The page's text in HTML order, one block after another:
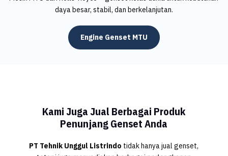
daya besar, stabil, dan berkelanjutan.
Engine Genset MTU
Kami Juga Jual Berbagai Produk
Penunjang Genset Anda
PT Tehnik Unggul Listrindo tidak hanya jual genset,